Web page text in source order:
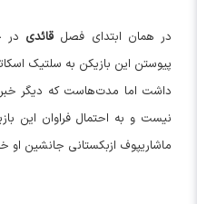
در همان ابتدای فصلقائدیدر
پیوستن این بازیکن به سلتیک
داشت اما مدت‌هاست که دیگر خبری
نیست و به احتمال فراوان این
ماشاریپوف ازبکستانی جانشین او